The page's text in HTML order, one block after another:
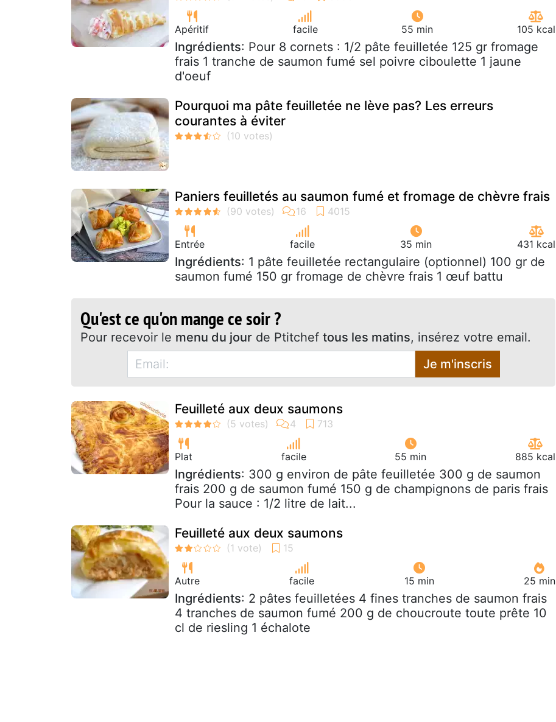
Apéritif facile 55 min 105 kcal
Ingrédients: Pour 8 cornets : 1/2 pâte feuilletée 125 gr fromage
frais 1 tranche de saumon fumé sel poivre ciboulette 1 jaune
d'oeuf
Pourquoi ma pâte feuilletée ne lève pas? Les erreurs
courantes à éviter
Paniers feuilletés au saumon fumé et fromage de chèvre frais
Entrée facile 35 min 431 kcal
Ingrédients: 1 pâte feuilletée rectangulaire (optionnel) 100 gr de
saumon fumé 150 gr fromage de chèvre frais 1 œuf battu
Qu'est ce qu'on mange ce soir ?
Pour recevoir le menu du jour de Ptitchef tous les matins, insérez votre email.
Je m'inscris
Feuilleté aux deux saumons
Plat facile 55 min 885 kcal
Ingrédients: 300 g environ de pâte feuilletée 300 g de saumon
frais 200 g de saumon fumé 150 g de champignons de paris frais
Pour la sauce : 1/2 litre de lait...
Feuilleté aux deux saumons
Autre facile 15 min 25 min
Ingrédients: 2 pâtes feuilletées 4 fines tranches de saumon frais
4 tranches de saumon fumé 200 g de choucroute toute prête 10
cl de riesling 1 échalote